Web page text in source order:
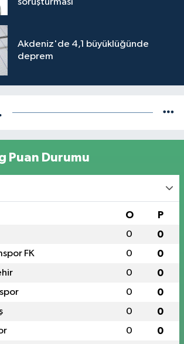
Akdeniz'de 4,1 büyüklüğünde
deprem
Puan Durumu
O P
0 0
FK 0 0
0 0
0 0
0 0
0 0